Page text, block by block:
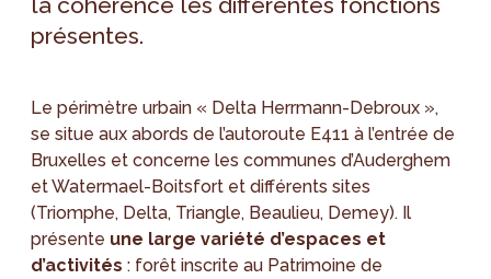
présentes.
Le périmètre urbain « Delta Herrmann-Debroux »,
se situe aux abords de l’autoroute E411 à l’entrée de
Bruxelles et concerne les communes d’Auderghem
et Watermael-Boitsfort et différents sites
(Triomphe, Delta, Triangle, Beaulieu, Demey). Il
présente une large variété d’espaces et
d’activités : forêt inscrite au Patrimoine de